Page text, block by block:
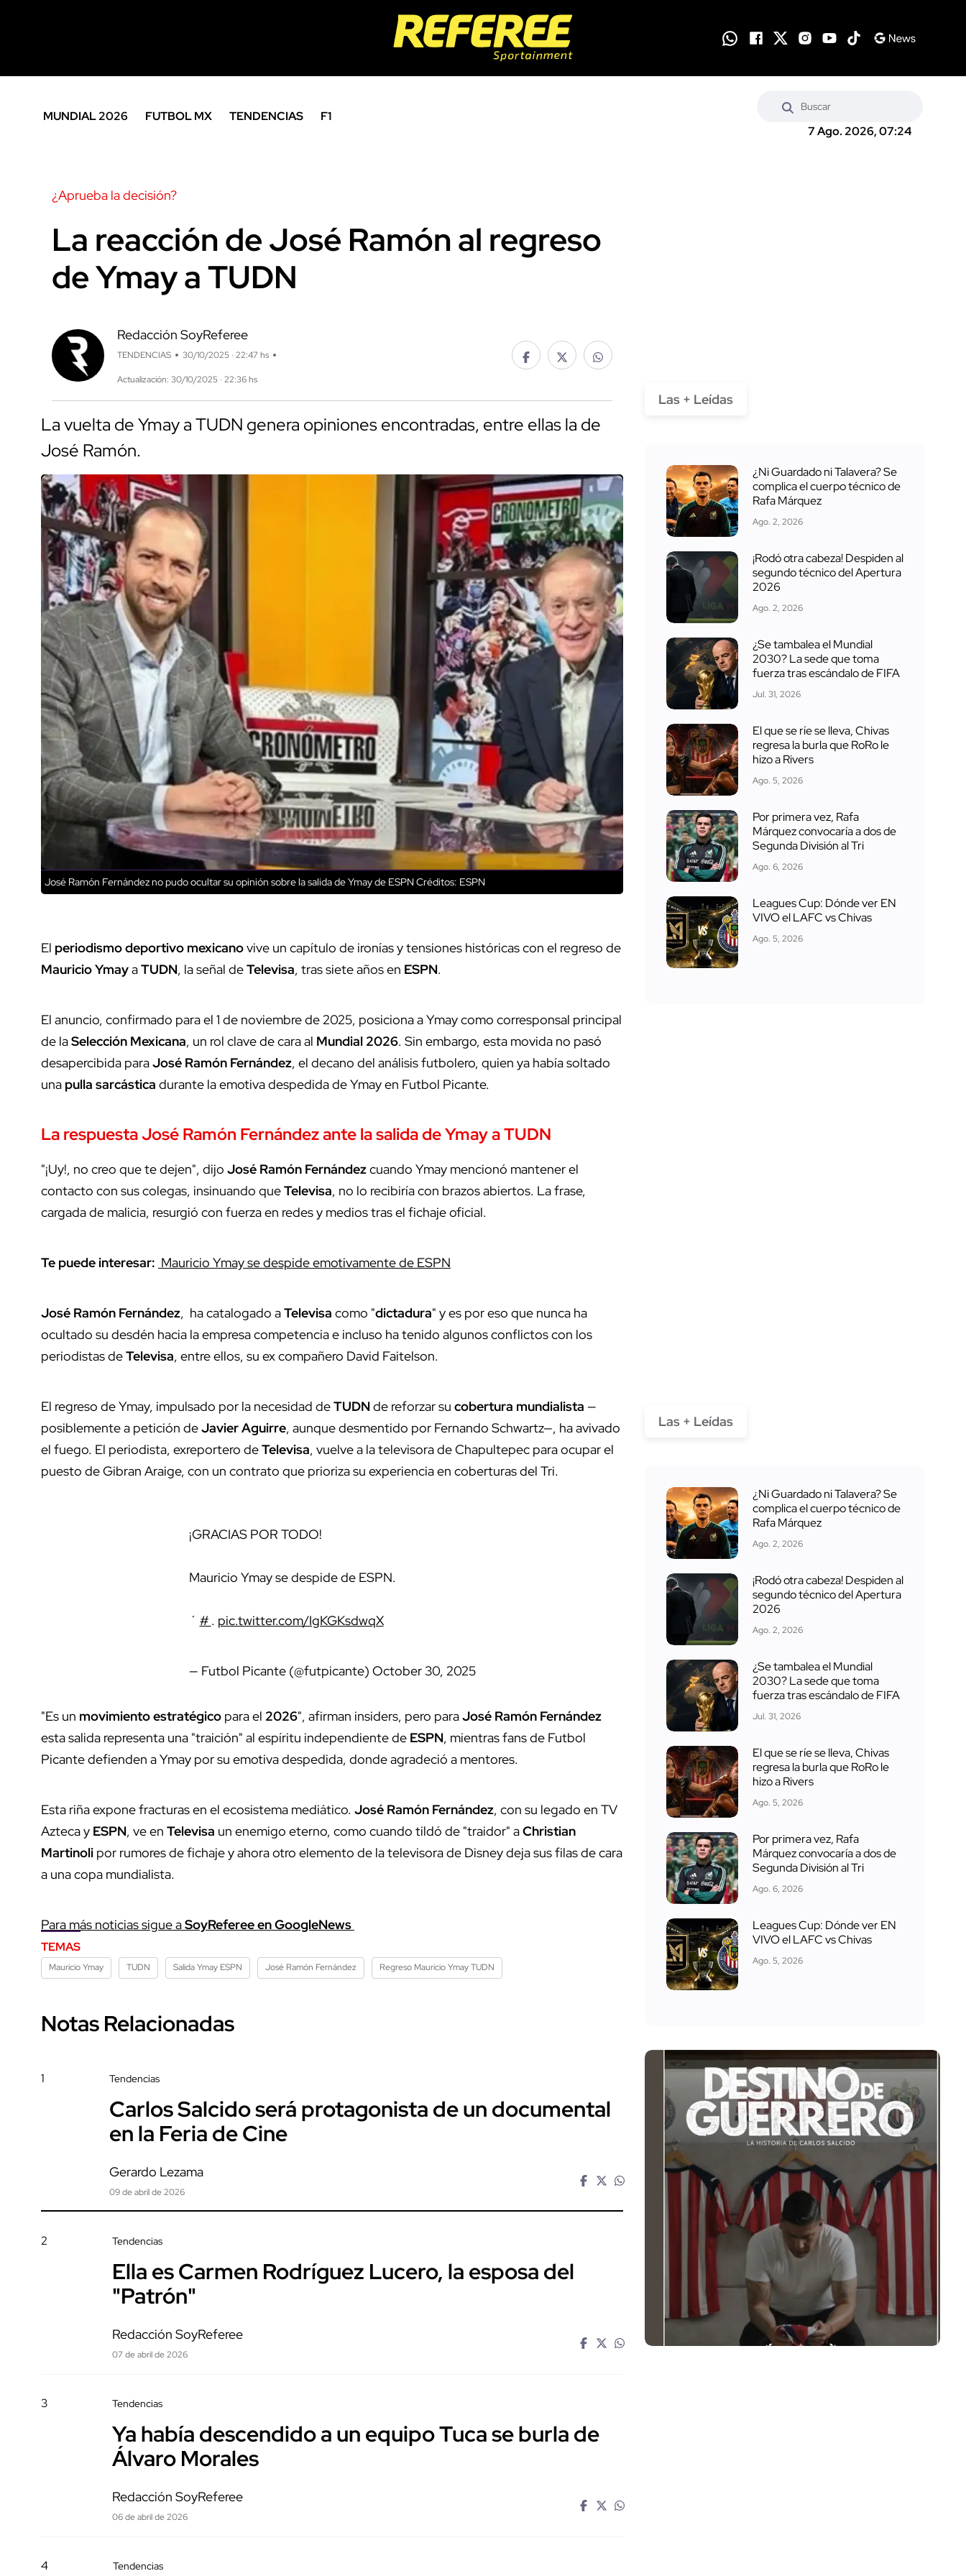
MUNDIAL 2026 FUTBOL MX TENDENCIAS
F1
7 Ago. 2026, 07:24
¿Aprueba la decisión?
La reacción de José Ramón al regreso
de Ymay a TUDN
Redacción SoyReferee
TENDENCIAS 30/10/2025 · 22:47 hs
Actualización: 30/10/2025 · 22:36 hs
La vuelta de Ymay a TUDN genera opiniones encontradas, entre ellas la de
José Ramón.
José Ramón Fernández no pudo ocultar su opinión sobre la salida de Ymay de ESPN Créditos: ESPN
El periodismo deportivo mexicanovive un capítulo de ironías y tensiones históricas con el regreso de
Mauricio YmayaTUDN, la señal deTelevisa, tras siete años en ESPN.
El anuncio, confirmado para el 1 de noviembre de 2025, posiciona a Ymay como corresponsal principal
de laSelección Mexicana, un rol clave de cara al Mundial 2026. Sin embargo, esta movida no pasó
desapercibida paraJosé Ramón Fernández, el decano del análisis futbolero, quien ya había soltado
una pulla sarcástica durante la emotiva despedida de Ymay en Futbol Picante.
La respuestaJosé Ramón Fernándezante la salida de Ymay aTUDN
"¡Uy!, no creo que te dejen", dijo José Ramón Fernándezcuando Ymay mencionó mantener el
contacto con sus colegas, insinuando queTelevisa, no lo recibiría con brazos abiertos. La frase,
cargada de malicia, resurgió con fuerza en redes y medios tras el fichaje oficial.
Te puede interesar: Mauricio Ymay se despide emotivamente de ESPN
José Ramón Fernández, ha catalogado aTelevisa como "dictadura" y es por eso que nunca ha
ocultado su desdén hacia la empresa competencia e incluso ha tenido algunos conflictos con los
periodistas deTelevisa, entre ellos, su ex compañero David Faitelson.
El regreso de Ymay, impulsado por la necesidad deTUDNde reforzar su cobertura mundialista —
posiblemente a petición deJavier Aguirre, aunque desmentido por Fernando Schwartz—, ha avivado
el fuego. El periodista, exreportero deTelevisa, vuelve a la televisora de Chapultepec para ocupar el
puesto de Gibran Araige, con un contrato que prioriza su experiencia en coberturas del Tri.
¡GRACIAS POR TODO!
Mauricio Ymay se despide de ESPN.
´ # . pic.twitter.com/IgKGKsdwqX
— Futbol Picante (@futpicante) October 30, 2025
"Es un movimiento estratégico para el 2026", afirman insiders, pero paraJosé Ramón Fernández
esta salida representa una "traición" al espíritu independiente de ESPN, mientras fans de Futbol
Picante defienden a Ymay por su emotiva despedida, donde agradeció a mentores.
Esta riña expone fracturas en el ecosistema mediático. José Ramón Fernández, con su legado en TV
Azteca y ESPN, ve en Televisa un enemigo eterno, como cuando tildó de "traidor" aChristian
Martinoli por rumores de fichaje y ahora otro elemento de la televisora de Disney deja sus filas de cara
a una copa mundialista.
Para más noticias sigue aSoyReferee en GoogleNews
TEMAS
Mauricio Ymay TUDN Salida Ymay ESPN José Ramón Fernández Regreso Mauricio Ymay TUDN
Notas Relacionadas
1 Tendencias
Carlos Salcido será protagonista de un documental
en la Feria de Cine
Gerardo Lezama
09 de abril de 2026
2 Tendencias
Ella es Carmen Rodríguez Lucero, la esposa del
"Patrón"
Redacción SoyReferee
07 de abril de 2026
3 Tendencias
Ya había descendido a un equipo Tuca se burla de
Álvaro Morales
Redacción SoyReferee
06 de abril de 2026
4 Tendencias
Las + Leídas
¿Ni Guardado ni Talavera? Se
complica el cuerpo técnico de
Rafa Márquez
Ago. 2, 2026
¡Rodó otra cabeza! Despiden al
segundo técnico del Apertura
2026
Ago. 2, 2026
¿Se tambalea el Mundial
2030? La sede que toma
fuerza tras escándalo de FIFA
Jul. 31, 2026
El que se ríe se lleva, Chivas
regresa la burla que RoRo le
hizo a Rivers
Ago. 5, 2026
Por primera vez, Rafa
Márquez convocaría a dos de
Segunda División al Tri
Ago. 6, 2026
Leagues Cup: Dónde ver EN
VIVO el LAFC vs Chivas
Ago. 5, 2026
Las + Leídas
¿Ni Guardado ni Talavera? Se
complica el cuerpo técnico de
Rafa Márquez
Ago. 2, 2026
¡Rodó otra cabeza! Despiden al
segundo técnico del Apertura
2026
Ago. 2, 2026
¿Se tambalea el Mundial
2030? La sede que toma
fuerza tras escándalo de FIFA
Jul. 31, 2026
El que se ríe se lleva, Chivas
regresa la burla que RoRo le
hizo a Rivers
Ago. 5, 2026
Por primera vez, Rafa
Márquez convocaría a dos de
Segunda División al Tri
Ago. 6, 2026
Leagues Cup: Dónde ver EN
VIVO el LAFC vs Chivas
Ago. 5, 2026